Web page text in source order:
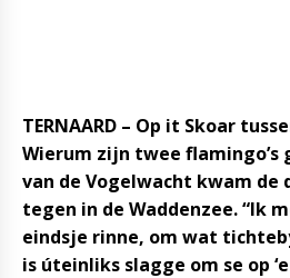
TERNAARD – Op it Skoar
Wierum zijn twee flamingo’s
van de Vogelwacht kwam de
tegen in de Waddenzee. “Ik
eindsje rinne, om wat
is úteinliks slagge om se op